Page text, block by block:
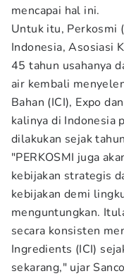
mencapai hal ini.
Untuk itu, Perkosmi
Indonesia, Asosiasi
45 tahun usahanya
air kembali
Bahan (ICI), Expo
kalinya di Indonesia
dilakukan sejak
"PERKOSMI juga
kebijakan strategis
kebijakan demi
menguntungkan.
secara konsisten
Ingredients (ICI)
sekarang," ujar